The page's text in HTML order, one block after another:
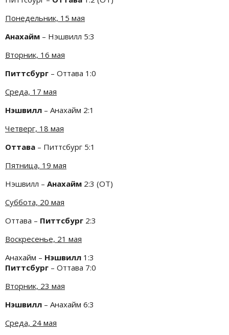
Понедельник, 15 мая
Анахайм – Нэшвилл 5:3
Вторник, 16 мая
Питтсбург – Оттава 1:0
Среда, 17 мая
Нэшвилл – Анахайм 2:1
Четверг, 18 мая
Оттава – Питтсбург 5:1
Пятница, 19 мая
Нэшвилл – Анахайм 2:3 (ОТ)
Суббота, 20 мая
Оттава – Питтсбург 2:3
Воскресенье, 21 мая
Анахайм – Нэшвилл 1:3
Питтсбург – Оттава 7:0
Вторник, 23 мая
Нэшвилл – Анахайм 6:3
Среда, 24 мая